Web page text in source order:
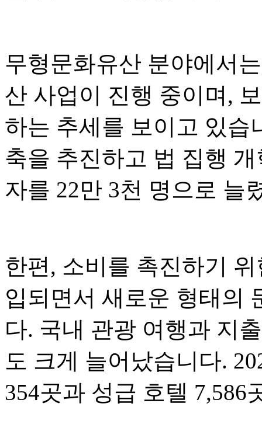
무형문화유산 분야에서
산 사업이 진행 중이며,
하는 추세를 보이고 있습
축을 추진하고 법 집행
자를 22만 3천 명으로 늘
한편, 소비를 촉진하기
입되면서 새로운 형태의
다. 국내 관광 여행과 지
도 크게 늘어났습니다.
354곳과 성급 호텔 7,586